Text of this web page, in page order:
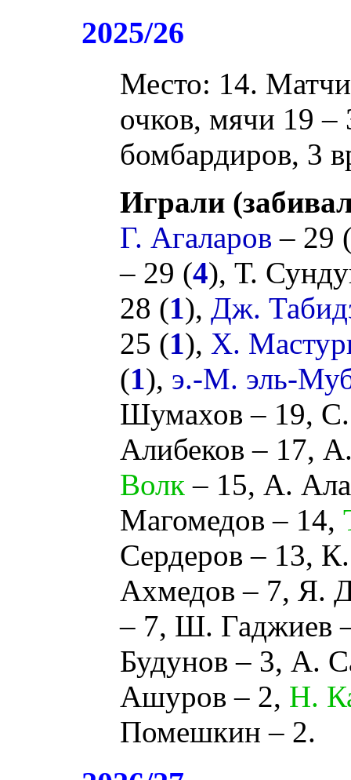
2025/26
Место: 14.
очков, мячи 19 –
бомбардиров, 3
Играли
Г. Агаларов – 29
– 29 (4), Т.
28 (1), Дж.
25 (1), Х.
(1), э.-М. эль-
Шумахов – 19,
Алибеков – 17,
Волк – 15, А.
Магомедов – 14,
Сердеров – 13,
Ахмедов – 7, Я.
– 7, Ш. Гаджиев
Будунов – 3, А.
Ашуров – 2, Н.
Помешкин – 2.